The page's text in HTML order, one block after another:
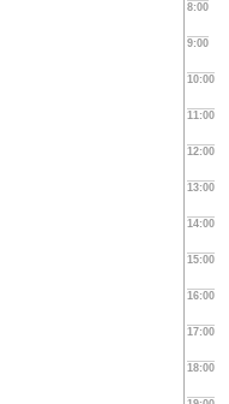
8:00
9:00
10:00
11:00
12:00
13:00
14:00
15:00
16:00
17:00
18:00